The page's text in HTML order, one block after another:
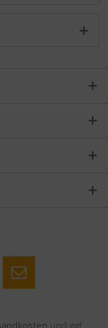
und ggf.